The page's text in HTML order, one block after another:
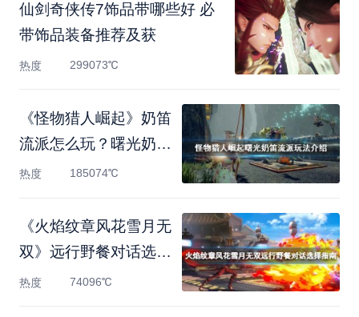
仙剑奇侠传7饰品带哪些好 必
带饰品装备推荐及获
热度 299073℃
《怪物猎人崛起》奶笛
流派怎么玩？曙光奶笛
流
热度 185074℃
《火焰纹章风花雪月无
双》远行野餐对话选择
指
热度 74096℃